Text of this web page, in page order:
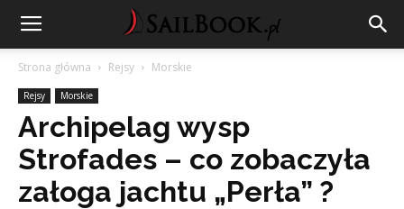
Strona główna Rejsy Morskie
Rejsy Morskie
Archipelag wysp
Strofades – co zobaczyła
załoga jachtu „Perła” ?